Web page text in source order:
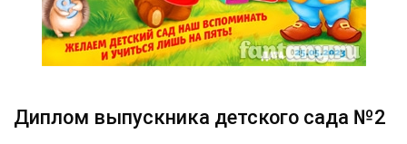
Диплом выпускника детского сада №2